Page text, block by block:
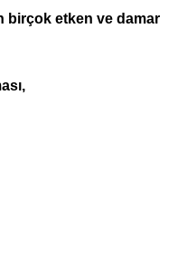
birçok etken ve damar